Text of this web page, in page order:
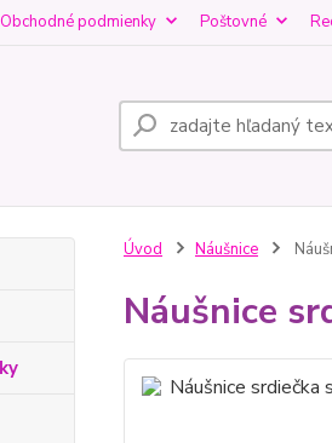
Obchodné podmienky Poštovné
Úvod Náušnice
Náušnice